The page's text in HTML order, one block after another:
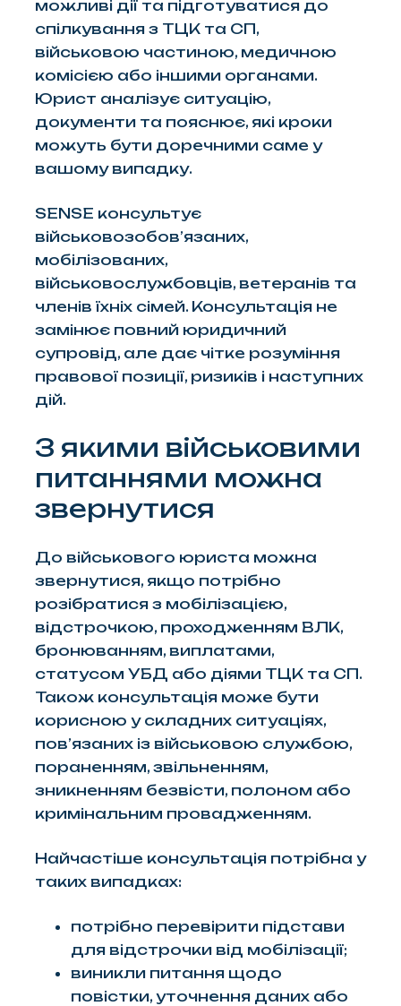
можливі дії та підготуватися до
спілкування з ТЦК та СП,
військовою частиною, медичною
комісією або іншими органами.
Юрист аналізує ситуацію,
документи та пояснює, які кроки
можуть бути доречними саме у
вашому випадку.
SENSE консультує
військовозобов’язаних,
мобілізованих,
військовослужбовців, ветеранів та
членів їхніх сімей. Консультація не
замінює повний юридичний
супровід, але дає чітке розуміння
правової позиції, ризиків і наступних
дій.
З якими військовими
питаннями можна
звернутися
До військового юриста можна
звернутися, якщо потрібно
розібратися з мобілізацією,
відстрочкою, проходженням ВЛК,
бронюванням, виплатами,
статусом УБД або діями ТЦК та СП.
Також консультація може бути
корисною у складних ситуаціях,
пов’язаних із військовою службою,
пораненням, звільненням,
зникненням безвісти, полоном або
кримінальним провадженням.
Найчастіше консультація потрібна у
таких випадках:
потрібно перевірити підстави
для відстрочки від мобілізації;
виникли питання щодо
повістки, уточнення даних або